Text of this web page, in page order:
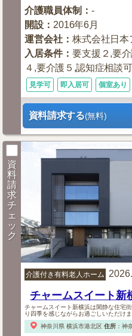
介護職員体制 ：-
開設 ： 2016年6月
運営会社 ：株式会社日本
入居条件：要支援２,要
４,要介護５,認知症相談
見学可 即入居可 個室あり
資料請求する(無料)
資
料
請
求
チ
ェ
ッ
ク
介護付き有料老人ホーム
チャームスイート新
チャームスイート新横浜は閑静な住宅
り四季を感じながらお過ごしいただけ
神奈川県 横浜市港北区 住所： 神